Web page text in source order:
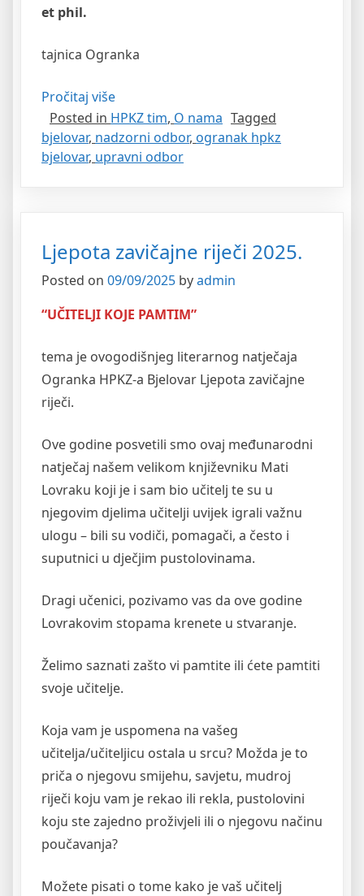
et phil.
tajnica Ogranka
Pročitaj više“Naš
tim
–
Upravni
Ogranka”
Posted in HPKZ tim, O nama Tagged
bjelovar, nadzorni odbor, ogranak hpkz
bjelovar, upravni odbor
Ljepota zavičajne riječi 2025.
Posted on 09/09/2025 byadmin
“UČITELJI KOJE PAMTIM”
tema je ovogodišnjeg literarnog natječaja
Ogranka HPKZ-a Bjelovar Ljepota zavičajne
riječi.
Ove godine posvetili smo ovaj međunarodni
natječaj našem velikom književniku Mati
Lovraku koji je i sam bio učitelj te su u
njegovim djelima učitelji uvijek igrali važnu
ulogu – bili su vodiči, pomagači, a često i
suputnici u dječjim pustolovinama.
Dragi učenici, pozivamo vas da ove godine
Lovrakovim stopama krenete u stvaranje.
Želimo saznati zašto vi pamtite ili ćete pamtiti
svoje učitelje.
Koja vam je uspomena na vašeg
učitelja/učiteljicu ostala u srcu? Možda je to
priča o njegovu smijehu, savjetu, mudroj
riječi koju vam je rekao ili rekla, pustolovini
koju ste zajedno proživjeli ili o njegovu načinu
poučavanja?
Možete pisati o tome kako je vaš učitelj